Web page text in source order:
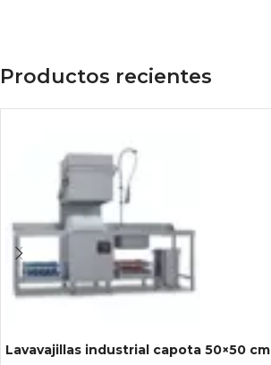
Productos recientes
Lavavajillas industrial capota 50×50 cm